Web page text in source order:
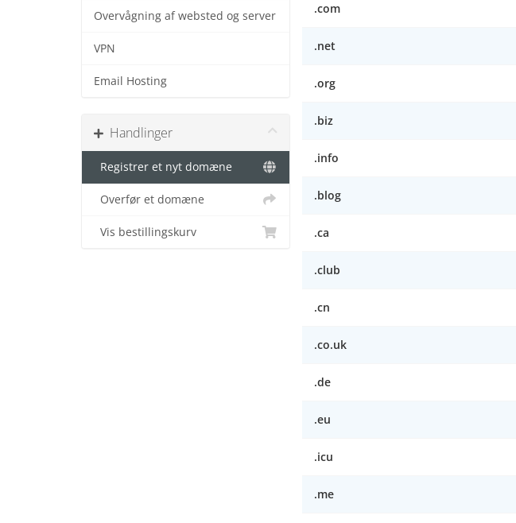
Overvågning af websted og server
VPN
Email Hosting
Handlinger
Registrer et nyt domæne
Overfør et domæne
Vis bestillingskurv
.com
.net
.org
.biz
.info
.blog
.ca
.club
.cn
.co.uk
.de
.eu
.icu
.me